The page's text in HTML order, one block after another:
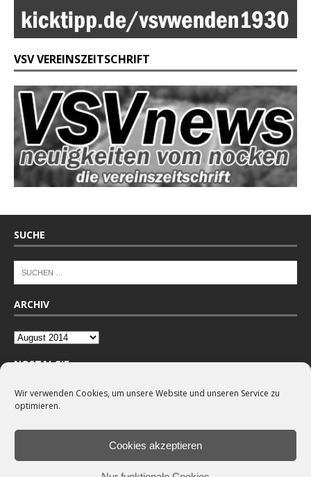
Wir verwenden Cookies, um unsere Website und unseren Service zu
optimieren.
Cookies akzeptieren
VSV VEREINSZEITSCHRIFT
SUCHE
ARCHIV
NOSTALGIE